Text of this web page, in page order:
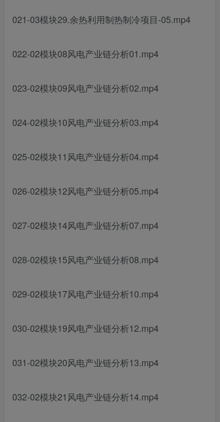
021-03模块29.余热利用制热制冷项目-05.mp4
022-02模块08风电产业链分析01.mp4
023-02模块09风电产业链分析02.mp4
024-02模块10风电产业链分析03.mp4
025-02模块11风电产业链分析04.mp4
026-02模块12风电产业链分析05.mp4
027-02模块14风电产业链分析07.mp4
028-02模块15风电产业链分析08.mp4
029-02模块17风电产业链分析10.mp4
030-02模块19风电产业链分析12.mp4
031-02模块20风电产业链分析13.mp4
032-02模块21风电产业链分析14.mp4